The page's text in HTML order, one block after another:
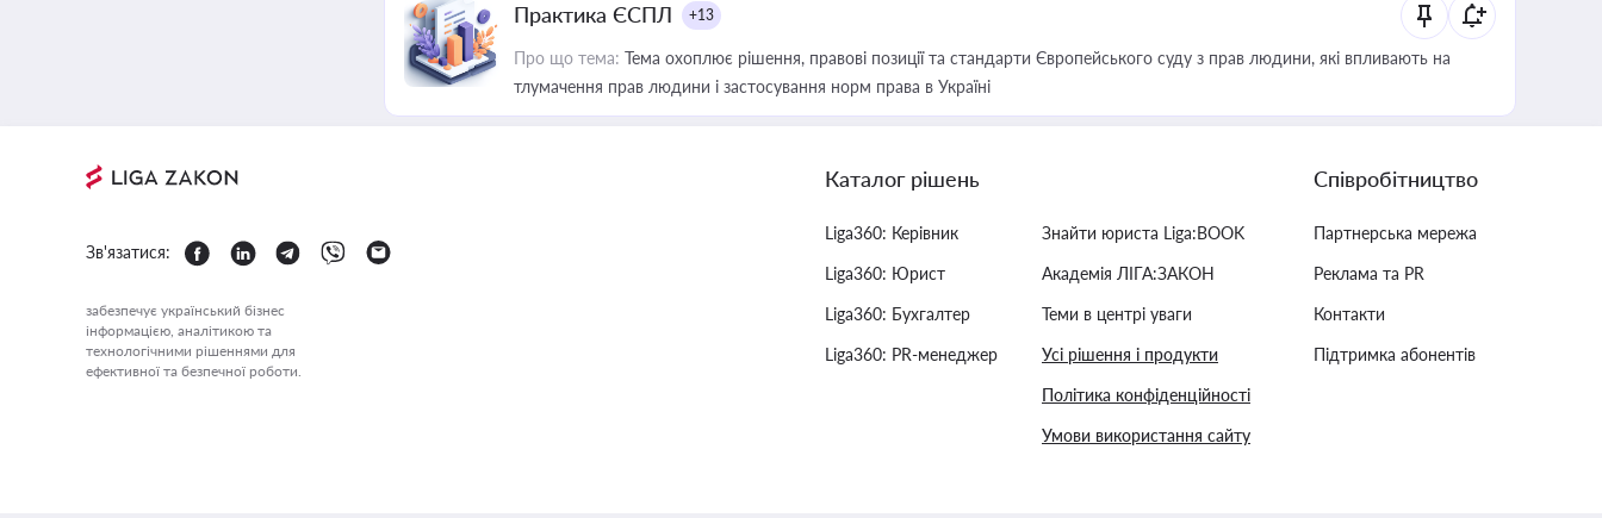
Практика ЄСПЛ +13
Про що тема: Тема охоплює рішення, правові позиції та стандарти Європейського суду з прав людини, які впливають на
тлумачення прав людини і застосування норм права в Україні
Зв'язатися:
забезпечує український бізнес
інформацією, аналітикою та
технологічними рішеннями для
ефективної та безпечної роботи.
Каталог рішень
Liga360: Керівник
Liga360: Юрист
Liga360: Бухгалтер
Liga360: PR-менеджер
Знайти юриста Liga:BOOK
Академія ЛІГА:ЗАКОН
Теми в центрі уваги
Усі рішення і продукти
Політика конфіденційності
Умови використання сайту
Співробітництво
Партнерська мережа
Реклама та PR
Контакти
Підтримка абонентів